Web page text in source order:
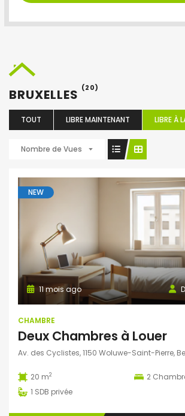
BRUXELLES (20)
TOUT LIBRE MAINTENANT LIBRE À
Nombre de Vues
NEW
11 mois ago
CHAMBRE
Deux Chambres à Louer
Av. des Cyclistes, 1150 Woluwe-Saint-Pierre,
20 m2 2
1 SDB privée